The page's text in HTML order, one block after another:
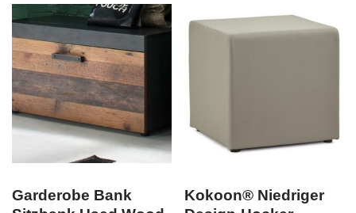
Garderobe Bank
Kokoon® Niedriger